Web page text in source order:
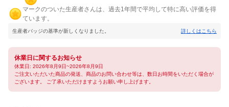
マークのついた生産者さんは、過去1年間で平均して特に高い評価を得
ています。
生産者バッジの基準が新しくなりました。 詳しくはこちら
休業日に関するお知らせ
休業日: 2026年8月9日~2026年8月9日
ご注文いただいた商品の発送、商品のお問い合わせ等は、数日お時間をいただく場合が
ございます。 ご了承いただけますようお願い申し上げます。